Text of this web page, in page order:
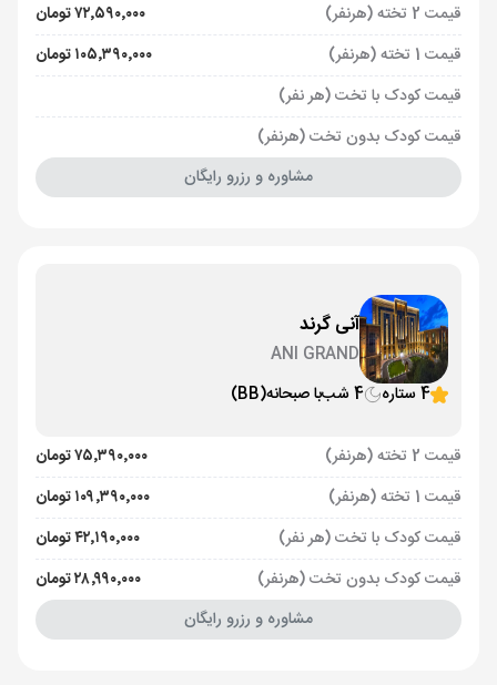
قیمت 2 تخته (هرنفر)
۷۲٬۵۹۰٬۰۰۰ تومان
قیمت 1 تخته (هرنفر)
۱۰۵٬۳۹۰٬۰۰۰ تومان
قیمت کودک با تخت (هر نفر)
قیمت کودک بدون تخت (هرنفر)
مشاوره و رزرو رایگان
آنی گرند
ANI GRAND
4 ستاره
4 شب با صبحانه(BB)
قیمت 2 تخته (هرنفر)
۷۵٬۳۹۰٬۰۰۰ تومان
قیمت 1 تخته (هرنفر)
۱۰۹٬۳۹۰٬۰۰۰ تومان
قیمت کودک با تخت (هر نفر)
۴۲٬۱۹۰٬۰۰۰ تومان
قیمت کودک بدون تخت (هرنفر)
۲۸٬۹۹۰٬۰۰۰ تومان
مشاوره و رزرو رایگان